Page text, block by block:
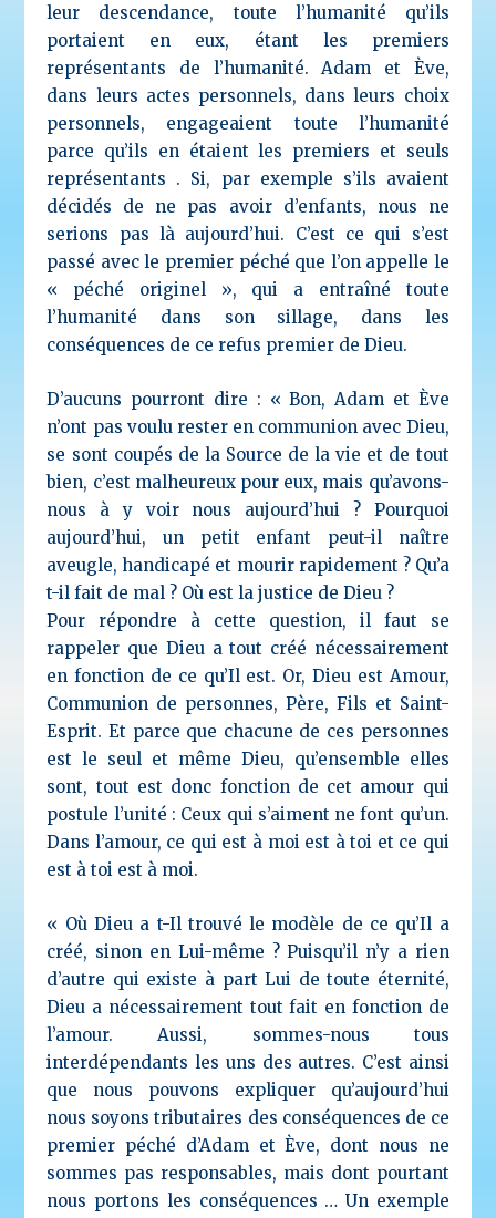
leur descendance, toute l’humanité qu’ils
portaient en eux, étant les premiers
représentants de l’humanité. Adam et Ève,
dans leurs actes personnels, dans leurs choix
personnels, engageaient toute l’humanité
parce qu’ils en étaient les premiers et seuls
représentants . Si, par exemple s’ils avaient
décidés de ne pas avoir d’enfants, nous ne
serions pas là aujourd’hui. C’est ce qui s’est
passé avec le premier péché que l’on appelle le
« péché originel », qui a entraîné toute
l’humanité dans son sillage, dans les
conséquences de ce refus premier de Dieu.
D’aucuns pourront dire : « Bon, Adam et Ève
n’ont pas voulu rester en communion avec Dieu,
se sont coupés de la Source de la vie et de tout
bien, c’est malheureux pour eux, mais qu’avons-
nous à y voir nous aujourd’hui ? Pourquoi
aujourd’hui, un petit enfant peut-il naître
aveugle, handicapé et mourir rapidement ? Qu’a
t-il fait de mal ? Où est la justice de Dieu ?
Pour répondre à cette question, il faut se
rappeler que Dieu a tout créé nécessairement
en fonction de ce qu’Il est. Or, Dieu est Amour,
Communion de personnes, Père, Fils et Saint-
Esprit. Et parce que chacune de ces personnes
est le seul et même Dieu, qu’ensemble elles
sont, tout est donc fonction de cet amour qui
postule l’unité : Ceux qui s’aiment ne font qu’un.
Dans l’amour, ce qui est à moi est à toi et ce qui
est à toi est à moi.
« Où Dieu a t-Il trouvé le modèle de ce qu’Il a
créé, sinon en Lui-même ? Puisqu’il n’y a rien
d’autre qui existe à part Lui de toute éternité,
Dieu a nécessairement tout fait en fonction de
l’amour. Aussi, sommes-nous tous
interdépendants les uns des autres. C’est ainsi
que nous pouvons expliquer qu’aujourd’hui
nous soyons tributaires des conséquences de ce
premier péché d’Adam et Ève, dont nous ne
sommes pas responsables, mais dont pourtant
nous portons les conséquences … Un exemple